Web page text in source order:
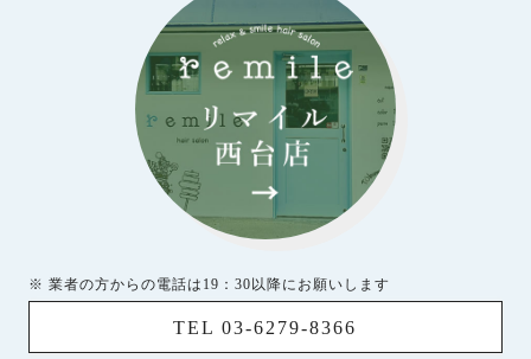
※ 業者の方からの電話は19：30以降にお願いします
TEL 03-6279-8366